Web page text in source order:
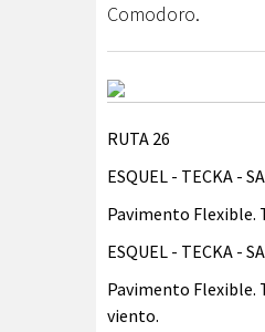
Comodoro.
RUTA 26
ESQUEL - TECKA -
Pavimento Flexible.
ESQUEL - TECKA -
Pavimento Flexible.
viento.